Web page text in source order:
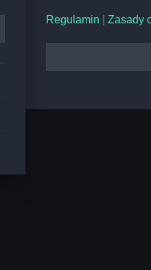
Regulamin Zasady